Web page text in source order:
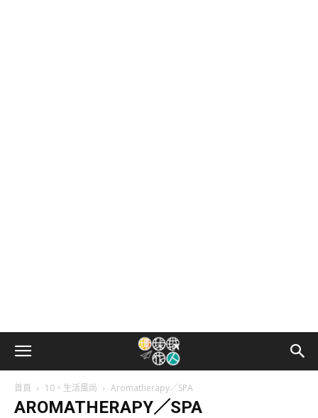
首頁 10。生活風尚 Aromatherapy／SPA
AROMATHERAPY／SPA